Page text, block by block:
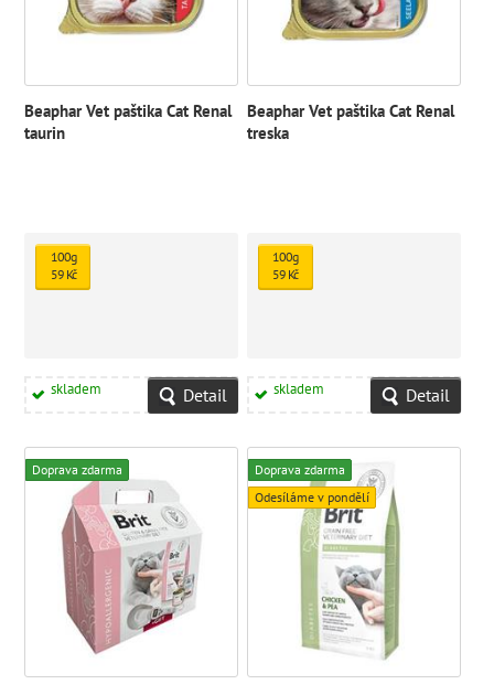
Beaphar Vet paštika Cat Renal
taurin
100g
59 Kč
skladem Detail
Beaphar Vet paštika Cat Renal
treska
100g
59 Kč
skladem Detail
Doprava zdarma
Doprava zdarma
Odesíláme v pondělí